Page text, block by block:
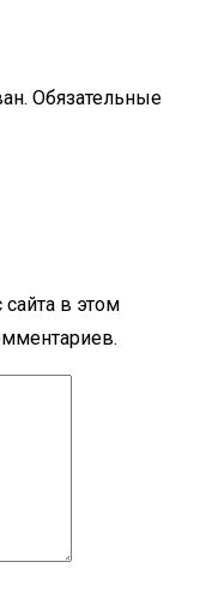
Обязательные
в этом